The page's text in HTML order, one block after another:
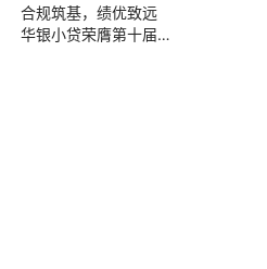
合规筑基，绩优致远
华银小贷荣膺第十届广